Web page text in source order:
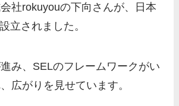
社rokuyouの下向さんが、日本
立されました。
み、SELのフレームワークがい
広がりを見せています。